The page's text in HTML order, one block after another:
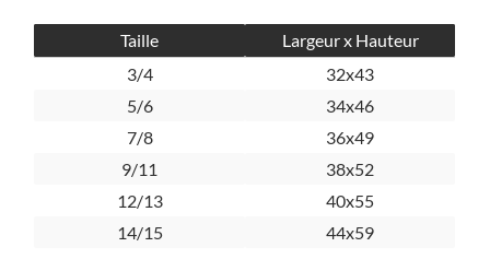
Taille
Largeur x Hauteur
3/4
32x43
5/6
34x46
7/8
36x49
9/11
38x52
12/13
40x55
14/15
44x59